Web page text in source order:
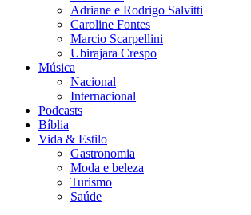
Adriane e Rodrigo Salvitti
Caroline Fontes
Marcio Scarpellini
Ubirajara Crespo
Música
Nacional
Internacional
Podcasts
Bíblia
Vida & Estilo
Gastronomia
Moda e beleza
Turismo
Saúde